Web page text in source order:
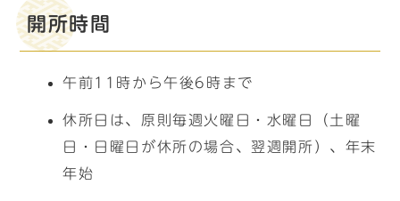
開所時間
午前11時から午後6時まで
休所日は、原則毎週火曜日・水曜日（土曜
日・日曜日が休所の場合、翌週開所）、年末
年始